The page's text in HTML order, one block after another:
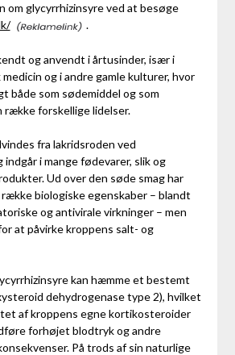
om glycyrrhizinsyre ved at besøge
.
og anvendt i årtusinder, især i
og i andre gamle kulturer, hvor
både som sødemiddel og som
række forskellige lidelser.
fra lakridsroden ved
i mange fødevarer, slik og
Ud over den søde smag har
biologiske egenskaber – blandt
og antivirale virkninger – men
at påvirke kroppens salt- og
kan hæmme et bestemt
dehydrogenase type 2), hvilket
af kroppens egne kortikosteroider
forhøjet blodtryk og andre
På trods af sin naturlige